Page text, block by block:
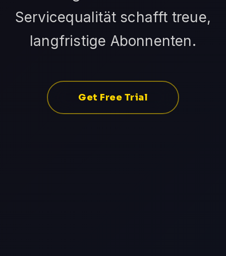
Servicequalität schafft treue,
langfristige Abonnenten.
Get Free Trial